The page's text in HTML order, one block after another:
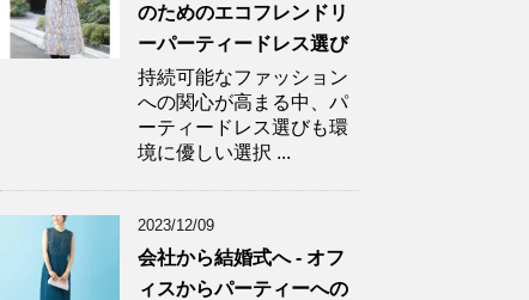
のためのエコフレンドリ
ーパーティードレス選び
持続可能なファッション
への関心が高まる中、パ
ーティードレス選びも環
境に優しい選択 ...
2023/12/09
会社から結婚式へ - オフ
ィスからパーティーへの